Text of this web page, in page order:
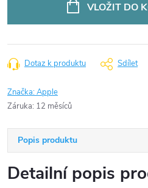
VLOŽIT DO
Dotaz k produktu Sdílet
Značka:Apple
Záruka: 12 měsíců
Popis produktu
Detailní popis